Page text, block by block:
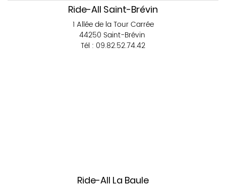
Ride-All Saint-Brévin
1 Allée de la Tour Carrée
44250 Saint-Brévin
Tél : 09.82.52.74.42
Ride-All La Baule